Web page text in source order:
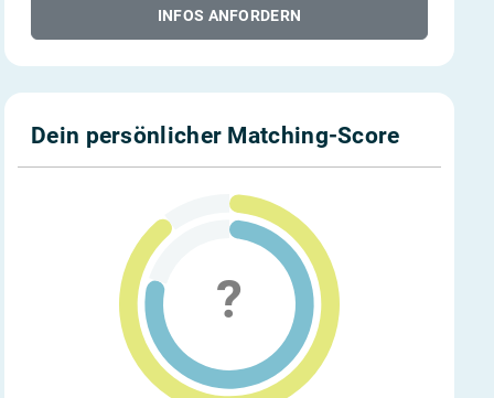
INFOS ANFORDERN
Dein persönlicher Matching-Score